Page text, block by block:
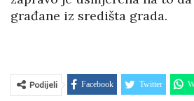
građane iz središta grada.
Podijeli Facebook Twitter